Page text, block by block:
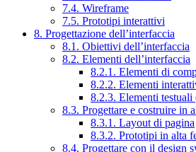
7.4. Wireframe
7.5. Prototipi interattivi
8. Progettazione dell’interfaccia
8.1. Obiettivi dell’interfaccia
8.2. Elementi dell’interfaccia
8.2.1. Elementi di
8.2.2. Elementi
8.2.3. Elementi testuali
8.3. Progettare e costruire in
8.3.1. Layout di pagina
8.3.2. Prototipi in alta
8.4. Progettare con il design